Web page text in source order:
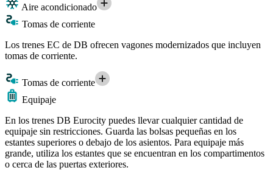
Aire acondicionado
Tomas de corriente
Los trenes EC de DB ofrecen vagones modernizados que incluyen
tomas de corriente.
Tomas de corriente
Equipaje
En los trenes DB Eurocity puedes llevar cualquier cantidad de
equipaje sin restricciones. Guarda las bolsas pequeñas en los
estantes superiores o debajo de los asientos. Para equipaje más
grande, utiliza los estantes que se encuentran en los compartimentos
o cerca de las puertas exteriores.